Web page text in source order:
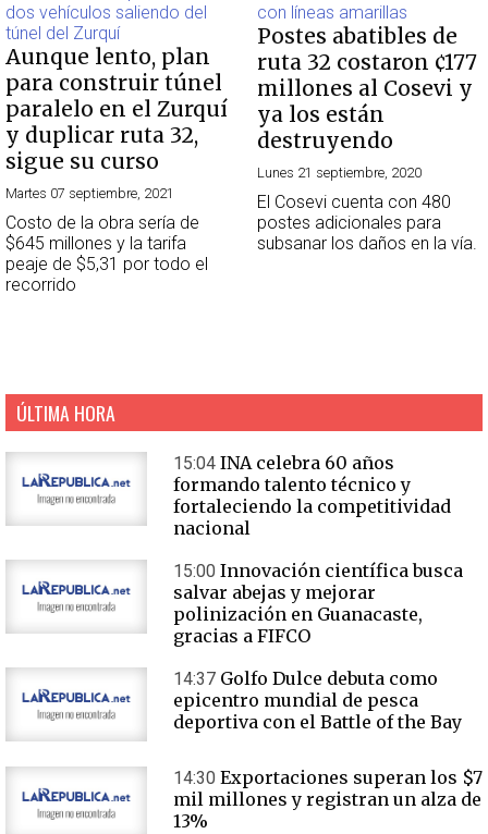
Aunque lento, plan
para construir túnel
paralelo en el Zurquí
y duplicar ruta 32,
sigue su curso
Martes 07 septiembre, 2021
Costo de la obra sería de
$645 millones y la tarifa
peaje de $5,31 por todo el
recorrido
Postes abatibles de
ruta 32 costaron ¢177
millones al Cosevi y
ya los están
destruyendo
Lunes 21 septiembre, 2020
El Cosevi cuenta con 480
postes adicionales para
subsanar los daños en la vía.
ÚLTIMA HORA
15:04 INA celebra 60 años
formando talento técnico y
fortaleciendo la competitividad
nacional
15:00 Innovación científica busca
salvar abejas y mejorar
polinización en Guanacaste,
gracias a FIFCO
14:37 Golfo Dulce debuta como
epicentro mundial de pesca
deportiva con el Battle of the Bay
14:30 Exportaciones superan los $7
mil millones y registran un alza de
13%